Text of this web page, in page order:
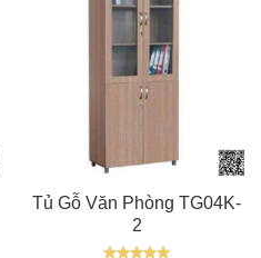
Tủ Gỗ Văn Phòng TG04K-
2